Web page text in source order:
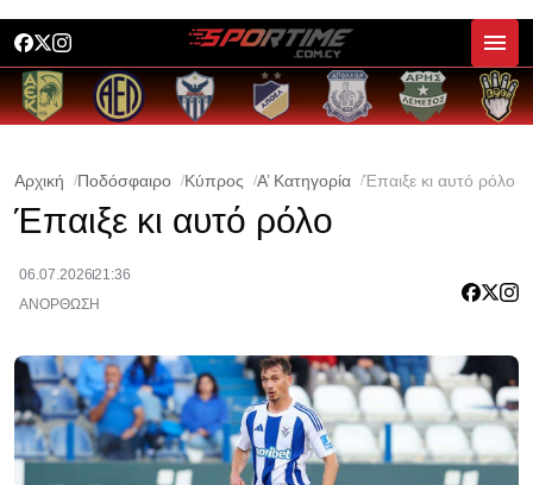
Αρχική Ποδόσφαιρο Κύπρος Α’ Κατηγορία Έπαιξε κι αυτό ρόλο
Έπαιξε κι αυτό ρόλο
06.07.202621:36
ΑΝΟΡΘΩΣΗ